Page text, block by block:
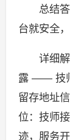
总结答
台就安全
详细解
露 —— 技
留存地址
位：技师
迹，服务